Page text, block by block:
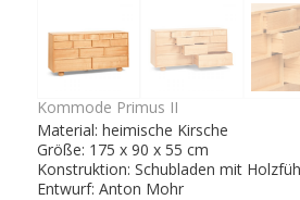
Kommode Primus II
Material: heimische Kirsche
Größe: 175 x 90 x 55 cm
Konstruktion: Schubladen mit
Entwurf: Anton Mohr